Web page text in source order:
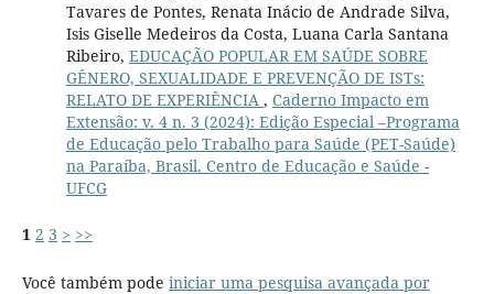
Tavares de Pontes, Renata Inácio de Andrade Silva,
Isis Giselle Medeiros da Costa, Luana Carla Santana
Ribeiro, EDUCAÇÃO POPULAR EM SAÚDE SOBRE
GÊNERO, SEXUALIDADE E PREVENÇÃO DE ISTs:
RELATO DE EXPERIÊNCIA , Caderno Impacto em
Extensão: v. 4 n. 3 (2024): Edição Especial –Programa
de Educação pelo Trabalho para Saúde (PET-Saúde)
na Paraíba, Brasil. Centro de Educação e Saúde -
UFCG
1 2 3 > >>
Você também pode iniciar uma pesquisa avançada por